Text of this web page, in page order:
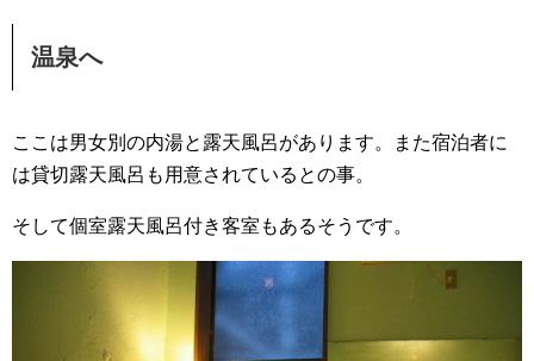
温泉へ
ここは男女別の内湯と露天風呂があります。また宿泊者に
は貸切露天風呂も用意されているとの事。
そして個室露天風呂付き客室もあるそうです。